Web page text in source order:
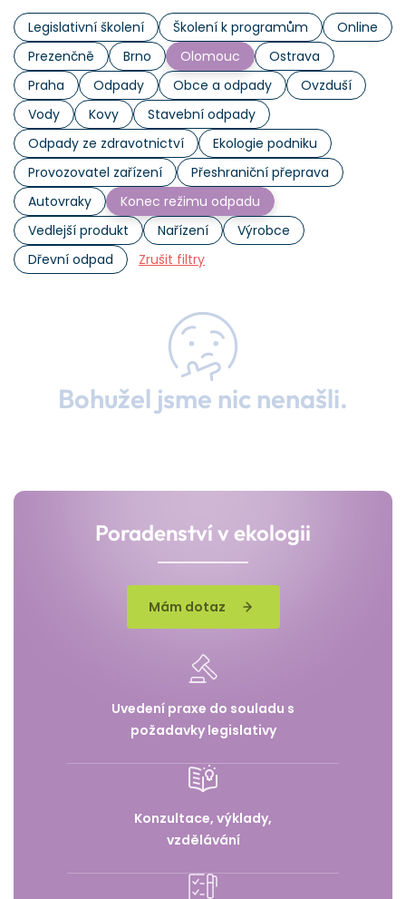
Legislativní školení Školení k programům
Online
Prezenčně
Brno Olomouc
Ostrava
Praha
Odpady Obce a odpady
Ovzduší
Vody
Kovy
Stavební odpady
Odpady ze zdravotnictví
Ekologie podniku
Provozovatel zařízení
Přeshraniční přeprava
Autovraky
Konec režimu odpadu
Vedlejší produkt
Nařízení
Výrobce
Dřevní odpad
Zrušit filtry
Bohužel jsme nic nenašli.
Poradenství v ekologii
Mám dotaz
Uvedení praxe do souladu s
požadavky legislativy
Konzultace, výklady,
vzdělávání